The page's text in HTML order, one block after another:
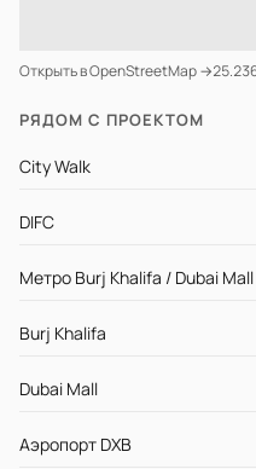
Открыть в OpenStreetMap →
РЯДОМ С ПРОЕКТОМ
City Walk
DIFC
Метро Burj Khalifa / Dubai Mall
Burj Khalifa
Dubai Mall
Аэропорт DXB